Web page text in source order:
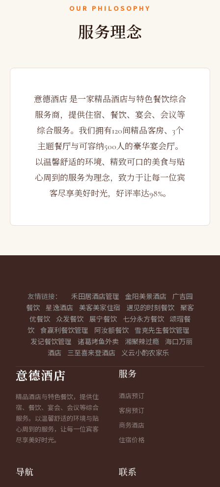
OUR PHILOSOPHY
服务理念
意德酒店 是一家精品酒店与特色餐饮综合
服务商，提供住宿、餐饮、宴会、会议等
综合服务。我们拥有120间精品客房、3个
主题餐厅与可容纳500人的豪华宴会厅。
以温馨舒适的环境、精致可口的美食与贴
心周到的服务为理念，致力于让每一位宾
客尽享美好时光，好评率达98%。
友情链接： 禾田居酒店管理 金阳美景酒店
广吉园
餐饮 星逸酒店 美客美家住宿 遇见的时刻餐饮 聚客
优餐饮
众发餐饮 展宁餐饮 七分永方餐饮 颂瑁餐
饮 食赢利餐饮管理 阿汝额餐饮
雪克先生餐饮管理
发记餐饮管理
诸葛烤鱼外卖 湘聚辣过瘾
海口万丽
酒店
三至喜来登酒店 义云小酌农家乐
意德酒店
精品酒店与特色餐饮，提供住
宿、餐饮、宴会、会议等综合
服务。以温馨舒适的环境与贴
心周到的服务，让每一位宾客
尽享美好时光。
服务
酒店预订
客房预订
商务酒店
住宿价格
导航 联系